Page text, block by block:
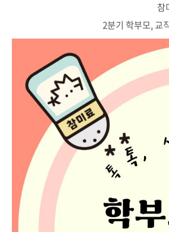
참
2분기 학부모, 교